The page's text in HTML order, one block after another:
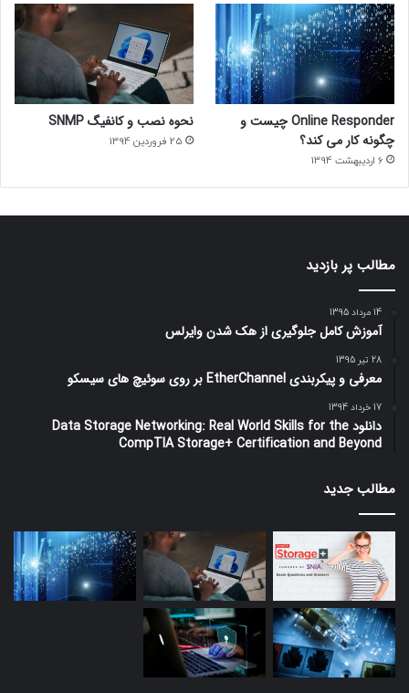
Online Responder چیست و
چگونه کار می کند؟
6 اردیبهشت 1394
نحوه نصب و کانفیگ SNMP
25 فروردین 1394
مطالب پر بازدید
14 مرداد 1395
آموزش کامل جلوگیری از هک شدن وایرلس
28 تیر 1395
معرفی و پیکربندی EtherChannel بر روی سوئیچ های سیسکو
17 خرداد 1394
دانلود Data Storage Networking: Real World Skills for the
CompTIA Storage+ Certification and Beyond
مطالب جدید